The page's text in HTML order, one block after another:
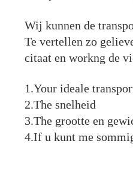
Wij kunnen de
Te vertellen zo
citaat en workng de
1.Your ideale
2.The snelheid
3.The grootte en
4.If u kunt me